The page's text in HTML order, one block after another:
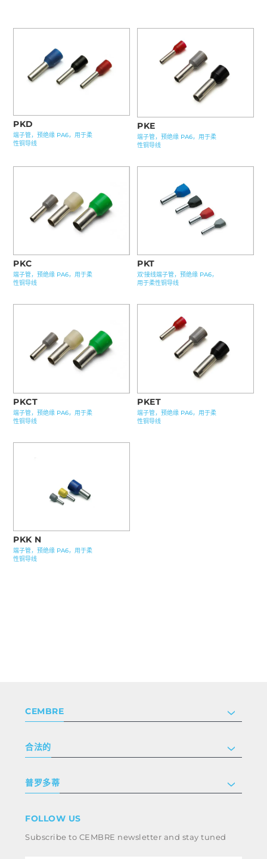
PKD
端子管，预绝缘 PA6，用于柔
性铜导线
PKE
端子管，预绝缘 PA6，用于柔
性铜导线
PKC
端子管，预绝缘 PA6，用于柔
性铜导线
PKT
双'接线端子管，预绝缘 PA6，
用于柔性铜导线
PKCT
端子管，预绝缘 PA6，用于柔
性铜导线
PKET
端子管，预绝缘 PA6，用于柔
性铜导线
PKK N
端子管，预绝缘 PA6，用于柔
性铜导线
CEMBRE
公司
投资者关系
合法的
隐私和 cookie 政策
条款和条件
Whistleblowing
职业道德规范与反腐败政策
普罗多蒂
电力
FOLLOW US
Subscribe to CEMBRE newsletter and stay tuned